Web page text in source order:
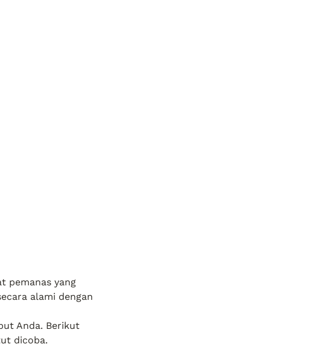
pemanas yang
alami dengan
Anda. Berikut
dicoba.